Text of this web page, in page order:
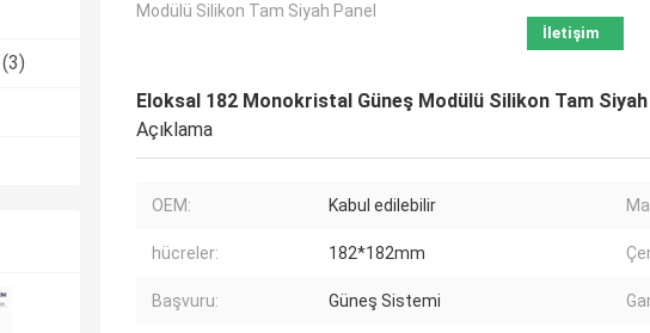
(3)
Modülü Silikon Tam Siyah Panel
İletişim
Eloksal 182 Monokristal Güneş Modülü Silikon Tam Siyah
Açıklama
OEM: Kabul edilebilir
hücreler: 182*182mm
Başvuru: Güneş Sistemi